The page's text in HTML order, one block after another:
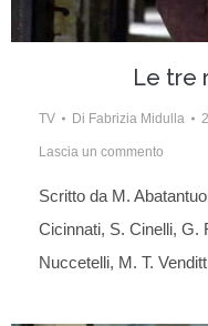
Le tre
TV Di Fabrizia Midulla
Lascia un commento
Scritto da M.
Cicinnati, S. Cinelli, G.
Nuccetelli, M. T.